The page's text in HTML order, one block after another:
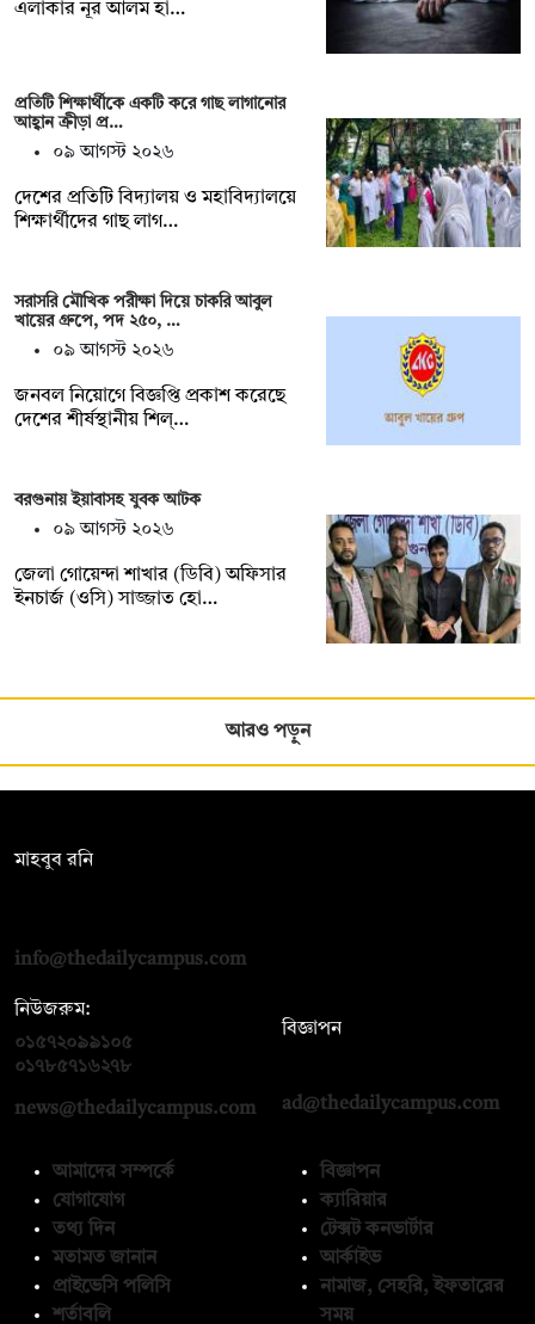
এলাকার নূর আলম হা…
প্রতিটি শিক্ষার্থীকে একটি করে গাছ লাগানোর
আহ্বান ক্রীড়া প্র…
০৯ আগস্ট ২০২৬
দেশের প্রতিটি বিদ্যালয় ও মহাবিদ্যালয়ে
শিক্ষার্থীদের গাছ লাগ…
সরাসরি মৌখিক পরীক্ষা দিয়ে চাকরি আবুল
খায়ের গ্রুপে, পদ ২৫০, …
০৯ আগস্ট ২০২৬
জনবল নিয়োগে বিজ্ঞপ্তি প্রকাশ করেছে
দেশের শীর্ষস্থানীয় শিল্…
বরগুনায় ইয়াবাসহ যুবক আটক
০৯ আগস্ট ২০২৬
জেলা গোয়েন্দা শাখার (ডিবি) অফিসার
ইনচার্জ (ওসি) সাজ্জাত হো…
আরও পড়ুন
মাহবুব রনি
info@thedailycampus.com
নিউজরুম:
০১৫৭২০৯৯১০৫
০১৭৮৫৭১৬২৭৮
news@thedailycampus.com
বিজ্ঞাপন
ad@thedailycampus.com
আমাদের সম্পর্কে
যোগাযোগ
তথ্য দিন
মতামত জানান
প্রাইভেসি পলিসি
শর্তাবলি
বিজ্ঞাপন
ক্যারিয়ার
টেক্সট কনভার্টার
আর্কাইভ
নামাজ, সেহরি, ইফতারের
সময়